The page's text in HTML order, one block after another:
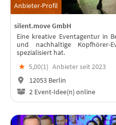
Anbieter-Profil
silent.move GmbH
Eine kreative Eventagentur in
und nachhaltige
spezialisiert hat.
★ 5,00(1) Anbieter seit 2023
12053 Berlin
2 Event-Idee(n) online